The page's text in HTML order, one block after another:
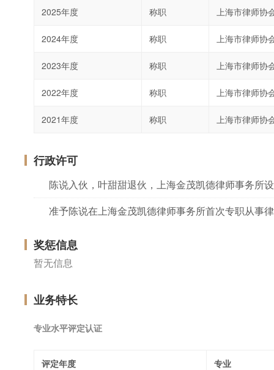
2025年度 称职 上海市律师协
2024年度 称职 上海市律师协
2023年度 称职 上海市律师协
2022年度 称职 上海市律师协
2021年度 称职 上海市律师协
行政许可
陈说入伙，叶甜甜退伙，上海金茂凯德律师事务所
准予陈说在上海金茂凯德律师事务所首次专职从事
奖惩信息
暂无信息
业务特长
专业水平评定认证
评定年度 专业